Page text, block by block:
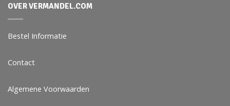
OVER VERMANDEL.COM
Bestel Informatie
Contact
Algemene Voorwaarden